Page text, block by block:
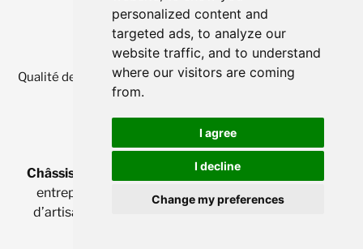
personalized content and
targeted ads, to analyze our
website traffic, and to understand
where our visitors are coming
from.
I agree
I decline
Change my preferences
Qualité des prestataires de châssis en province de Liège :
4,8étoiles sur
Châssis à Liège
permet d’augmenter la visibilité des
entreprises de châssis et de faciliter la recherche
d’artisans aux particuliers de la province de Liège.